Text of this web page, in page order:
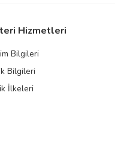
Hizmetleri
Bilgileri
Bilgileri
İlkeleri